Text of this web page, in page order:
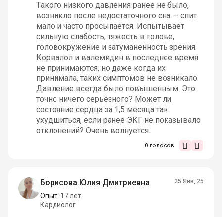
Такого низкого давления ранее не было,
возникло после недостаточного сна — спит
мало и часто просыпается. Испытывает
сильную слабость, тяжесть в голове,
головокружение и затуманенность зрения.
Корвалол и валемидин в последнее время
не принимаются, но даже когда их
принимала, таких симптомов не возникало.
Давление всегда было повышенным. Это
точно ничего серьёзного? Может ли
состояние сердца за 1,5 месяца так
ухудшиться, если ранее ЭКГ не показывало
отклонений? Очень волнуется.
0 голосов
Борисова Юлия Дмитриевна
Опыт: 17 лет
Кардиолог
25 Янв, 25